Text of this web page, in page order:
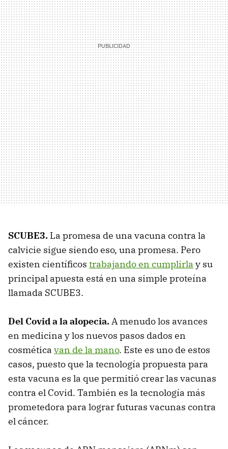
SCUBE3. La promesa de una vacuna contra la
calvicie sigue siendo eso, una promesa. Pero
existen científicos trabajando en cumplirla y su
principal apuesta está en una simple proteína
llamada SCUBE3.
Del Covid a la alopecia.A menudo los avances
en medicina y los nuevos pasos dados en
cosmética van de la mano. Este es uno de estos
casos, puesto que la tecnología propuesta para
esta vacuna es la que permitió crear las vacunas
contra el Covid. También es la tecnología más
prometedora para lograr futuras vacunas contra
el cáncer.